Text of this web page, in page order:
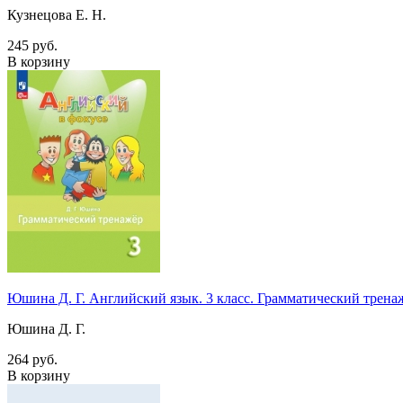
Кузнецова Е. Н.
245 руб.
В корзину
Юшина Д. Г. Английский язык. 3 класс. Грамматический
Юшина Д. Г.
264 руб.
В корзину